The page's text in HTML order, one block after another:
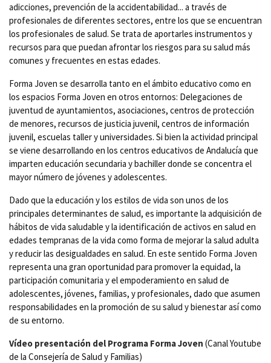
adicciones, prevención de la accidentabilidad... a través de
profesionales de diferentes sectores, entre los que se encuentran
los profesionales de salud. Se trata de aportarles instrumentos y
recursos para que puedan afrontar los riesgos para su salud más
comunes y frecuentes en estas edades.
Forma Joven se desarrolla tanto en el ámbito educativo como en
los espacios Forma Joven en otros entornos: Delegaciones de
juventud de ayuntamientos, asociaciones, centros de protección
de menores, recursos de justicia juvenil, centros de información
juvenil, escuelas taller y universidades. Si bien la actividad principal
se viene desarrollando en los centros educativos de Andalucía que
imparten educación secundaria y bachiller donde se concentra el
mayor número de jóvenes y adolescentes.
Dado que la educación y los estilos de vida son unos de los
principales determinantes de salud, es importante la adquisición de
hábitos de vida saludable y la identificación de activos en salud en
edades tempranas de la vida como forma de mejorar la salud adulta
y reducir las desigualdades en salud. En este sentido Forma Joven
representa una gran oportunidad para promover la equidad, la
participación comunitaria y el empoderamiento en salud de
adolescentes, jóvenes, familias, y profesionales, dado que asumen
responsabilidades en la promoción de su salud y bienestar así como
de su entorno.
Vídeo presentación del Programa Forma Joven (Canal Youtube
de la Consejería de Salud y Familias)